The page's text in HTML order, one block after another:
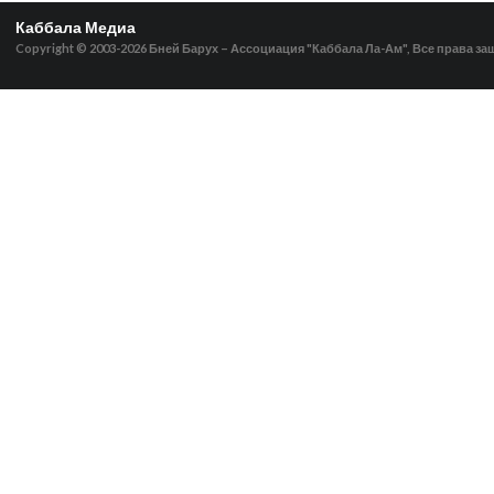
Каббала Медиа
Copyright © 2003-2026 Бней Барух – Ассоциация "Каббала Ла-Ам", Все права